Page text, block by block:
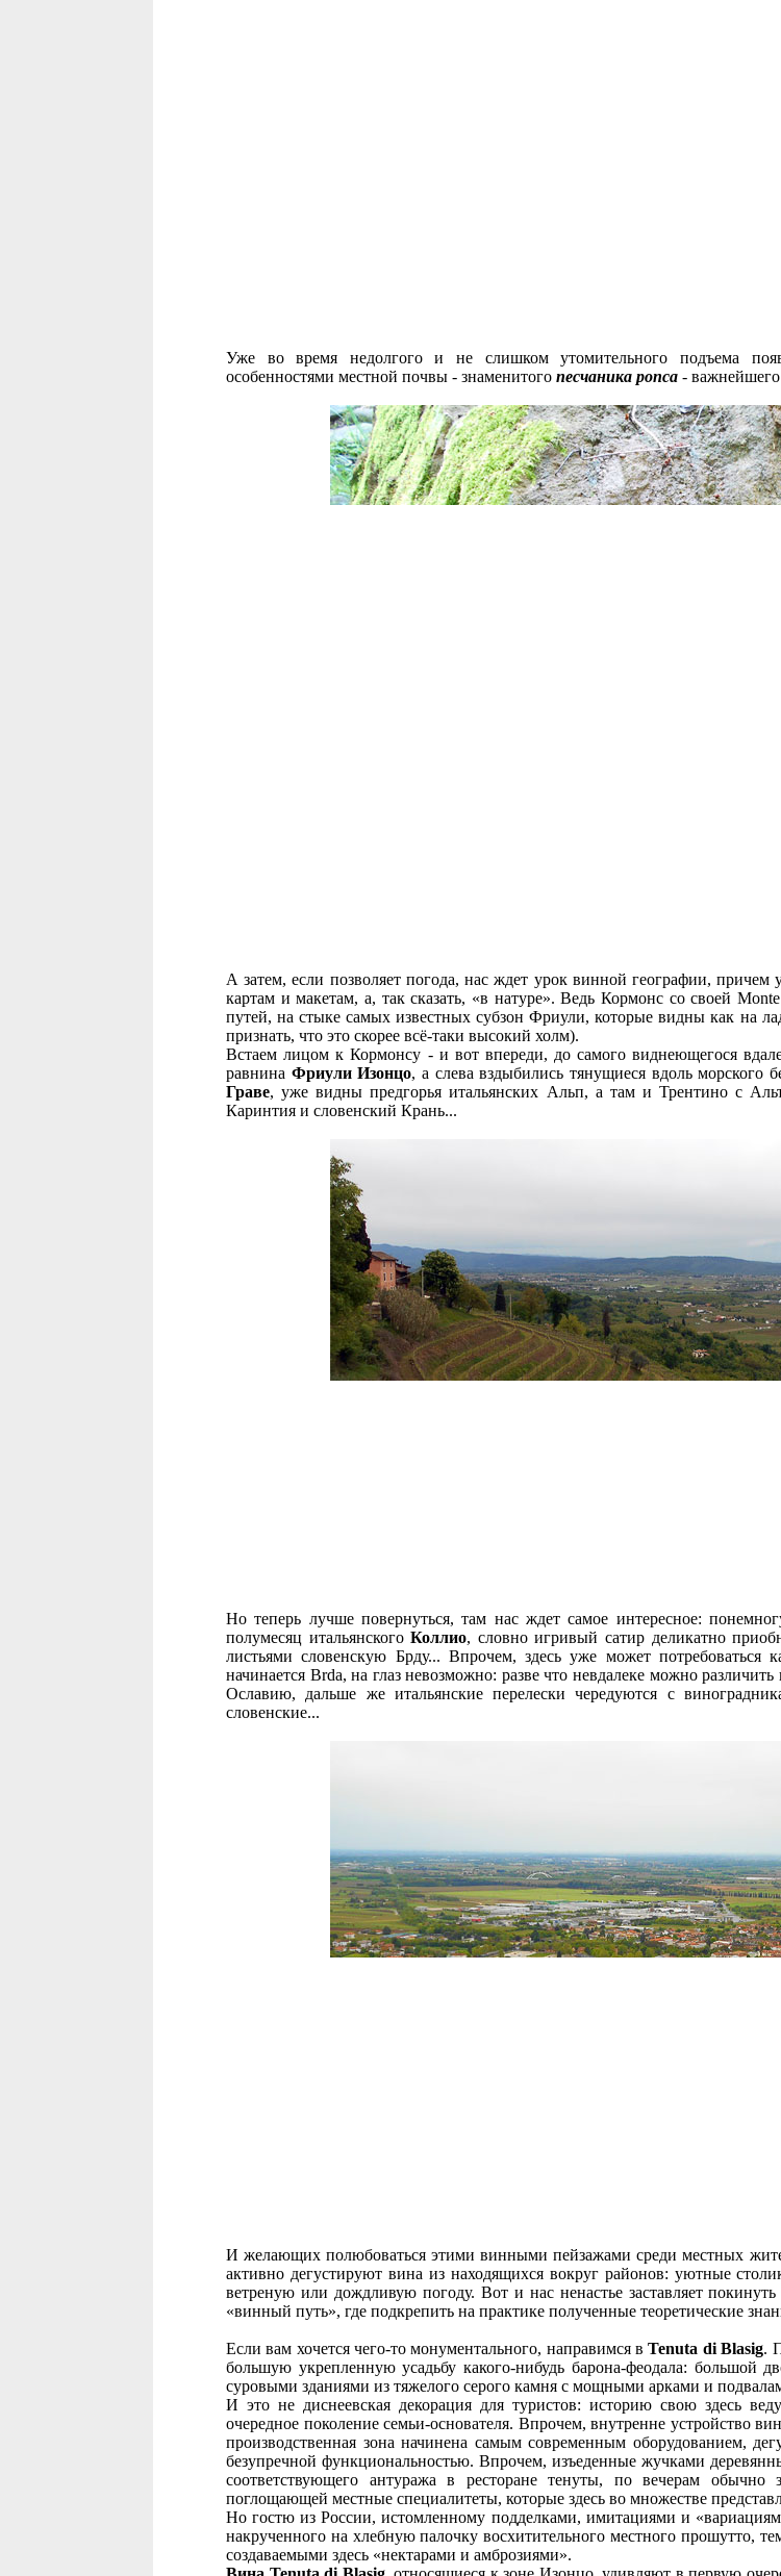
Уже во время недолгого и не слишком утомительного подъема
особенностями местной почвы - знаменитого песчаника ponca -
А затем, если позволяет погода, нас ждет урок винной географии, причем
картам и макетам, а, так сказать, «в натуре». Ведь Кормонс со своей
путей, на стыке самых известных субзон Фриули, которые видны как на
признать, что это скорее всё-таки высокий холм).
Встаем лицом к Кормонсу - и вот впереди, до самого виднеющегося
равнина Фриули Изонцо, а слева вздыбились тянущиеся вдоль морского
Граве, уже видны предгорья итальянских Альп, а там и Трентино с
Каринтия и словенский Крань...
Но теперь лучше повернуться, там нас ждет самое интересное:
полумесяц итальянскогоКоллио, словно игривый сатир деликатно
листьями словенскую Брду... Впрочем, здесь уже может потребоваться
начинается Brda, на глаз невозможно: разве что невдалеке можно
Ославию, дальше же итальянские перелески чередуются с
словенские...
И желающих полюбоваться этими винными пейзажами среди местных
активно дегустируют вина из находящихся вокруг районов: уютные
ветреную или дождливую погоду. Вот и нас ненастье заставляет
«винный путь», где подкрепить на практике полученные теоретические
Если вам хочется чего-то монументального, направимся вTenuta di Blasig.
большую укрепленную усадьбу какого-нибудь барона-феодала:
суровыми зданиями из тяжелого серого камня с мощными арками и
И это не диснеевская декорация для туристов: историю свою здесь
очередное поколение семьи-основателя. Впрочем, внутренне устройство
производственная зона начинена самым современным оборудованием,
безупречной функциональностью. Впрочем, изъеденные жучками
соответствующего антуража в ресторане тенуты, по вечерам
поглощающей местные специалитеты, которые здесь во множестве
Но гостю из России, истомленному подделками, имитациями и
накрученного на хлебную палочку восхитительного местного прошутто,
создаваемыми здесь «нектарами и амброзиями».